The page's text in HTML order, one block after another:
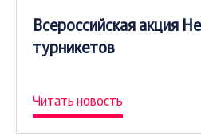
Всероссийская акция
турникетов
Читать новость